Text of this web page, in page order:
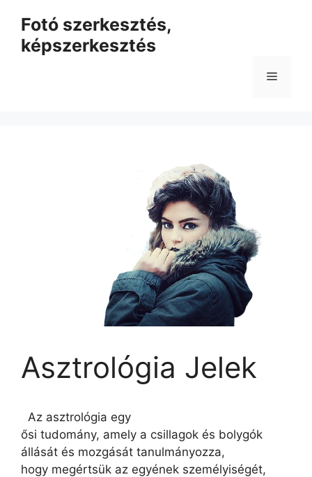
tartalomba
Fotó szerkesztés,
képszerkesztés
Menü
Asztrológia Jelek
Az asztrológia egy
ősi tudomány, amely a csillagok és bolygók
állását és mozgását tanulmányozza,
hogy megértsük az egyének személyiségét,